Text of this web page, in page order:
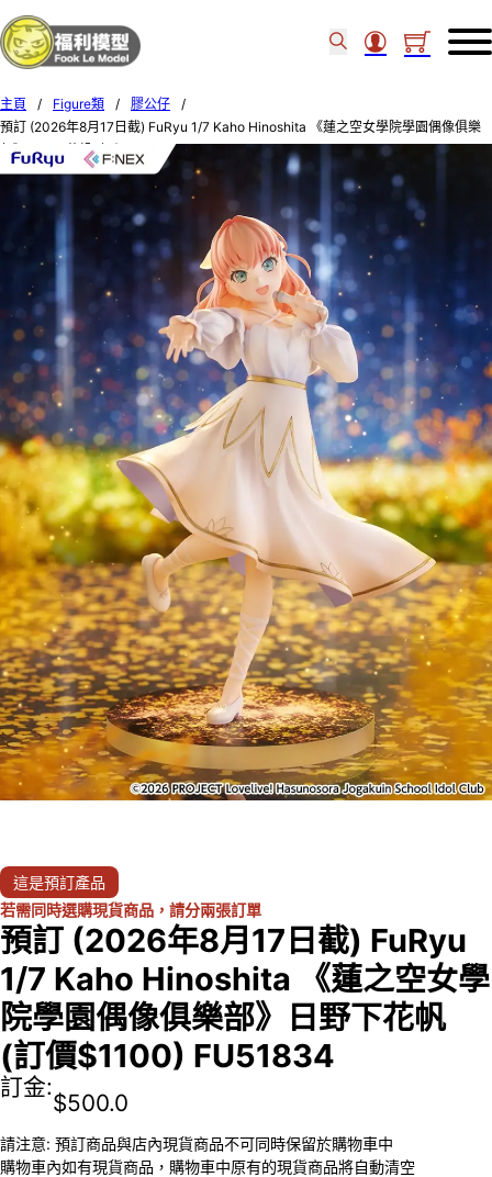
主頁 / Figure類 / 膠公仔
/
預訂 (2026年8月17日截) FuRyu 1/7 Kaho Hinoshita 《蓮之空女學院學園偶像俱樂
部》日野下花帆 (訂價$1100) FU51834
這是預訂產品
若需同時選購現貨商品，請分兩張訂單
預訂 (2026年8月17日截) FuRyu
1/7 Kaho Hinoshita 《蓮之空女學
院學園偶像俱樂部》日野下花帆
(訂價$1100) FU51834
訂金:
$500.0
請注意: 預訂商品與店內現貨商品不可同時保留於購物車中
購物車內如有現貨商品，購物車中原有的現貨商品將自動清空